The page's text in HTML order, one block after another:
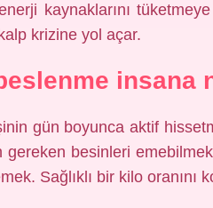
kaynaklarını
krizine yol açar.
insana
gün boyunca aktif
gereken besinleri
Sağlıklı bir kilo oranını